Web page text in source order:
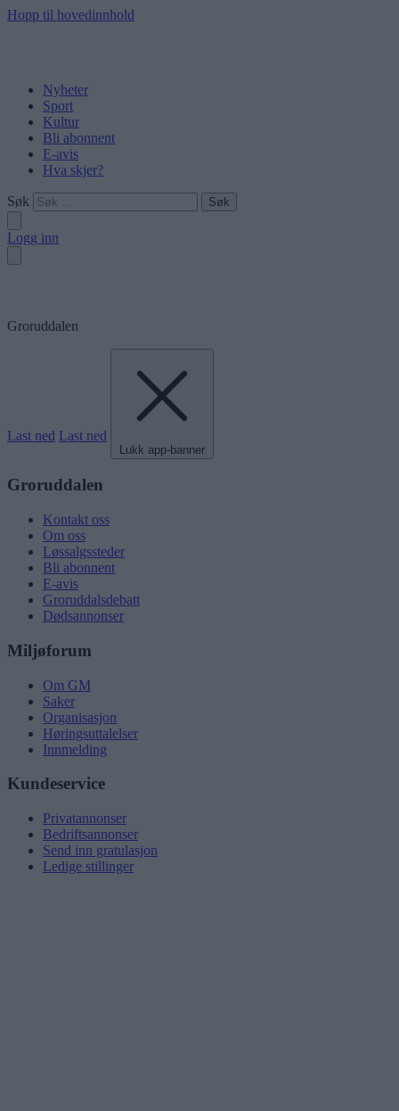
Hopp til hovedinnhold
Nyheter
Sport
Kultur
Bli abonnent
E-avis
Hva skjer?
Søk
Logg inn
Groruddalen
Last ned Last ned
Lukk app-banner
Groruddalen
Kontakt oss
Om oss
Løssalgssteder
Bli abonnent
E-avis
Groruddalsdebatt
Dødsannonser
Miljøforum
Om GM
Saker
Organisasjon
Høringsuttalelser
Innmelding
Kundeservice
Privatannonser
Bedriftsannonser
Send inn gratulasjon
Ledige stillinger